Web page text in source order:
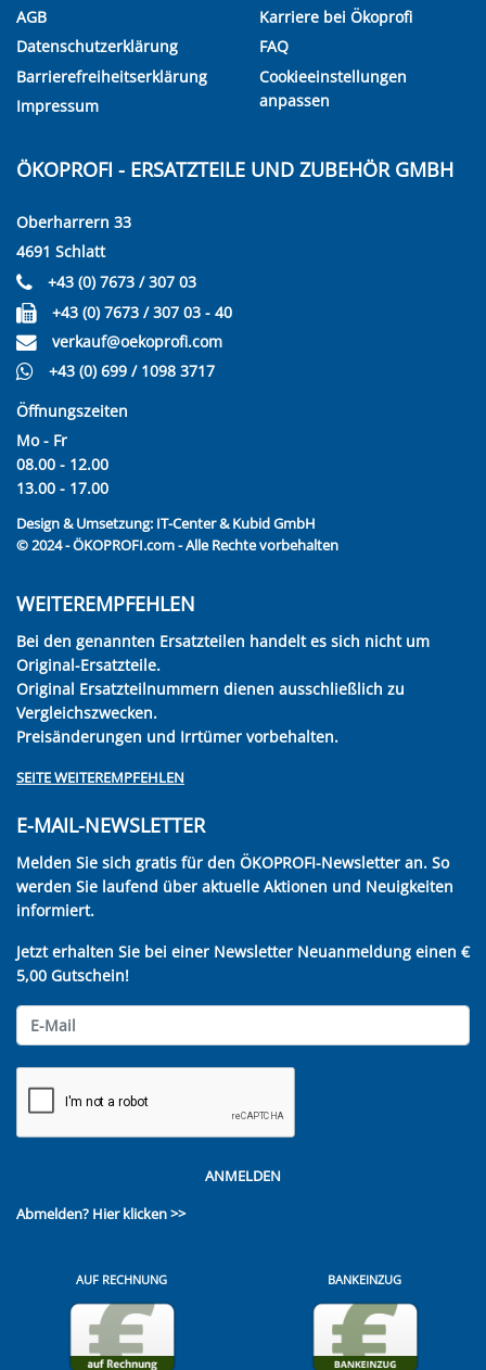
AGB
Datenschutzerklärung
Barrierefreiheitserklärung
Impressum
Karriere bei Ökoprofi
FAQ
Cookieeinstellungen
anpassen
ÖKOPROFI - ERSATZTEILE UND ZUBEHÖR GMBH
Oberharrern 33
4691 Schlatt
+43 (0) 7673 / 307 03
+43 (0) 7673 / 307 03 - 40
verkauf@oekoprofi.com
+43 (0) 699 / 1098 3717
Öffnungszeiten
Mo - Fr
08.00 - 12.00
13.00 - 17.00
Design & Umsetzung: IT-Center & Kubid GmbH
© 2024 - ÖKOPROFI.com - Alle Rechte vorbehalten
WEITEREMPFEHLEN
Bei den genannten Ersatzteilen handelt es sich nicht um
Original-Ersatzteile.
Original Ersatzteilnummern dienen ausschließlich zu
Vergleichszwecken.
Preisänderungen und Irrtümer vorbehalten.
SEITE WEITEREMPFEHLEN
E-MAIL-NEWSLETTER
Melden Sie sich gratis für den ÖKOPROFI-Newsletter an. So
werden Sie laufend über aktuelle Aktionen und Neuigkeiten
informiert.
Jetzt erhalten Sie bei einer Newsletter Neuanmeldung einen €
5,00 Gutschein!
ANMELDEN
Abmelden? Hier klicken >>
AUF RECHNUNG BANKEINZUG